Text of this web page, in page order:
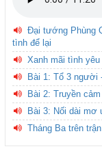
Đại tướng Phùng
tình để lại
Xanh mãi tình
Bài 1: Tổ 3 người
Bài 2: Truyền
Bài 3: Nối dài mơ
Tháng Ba trên